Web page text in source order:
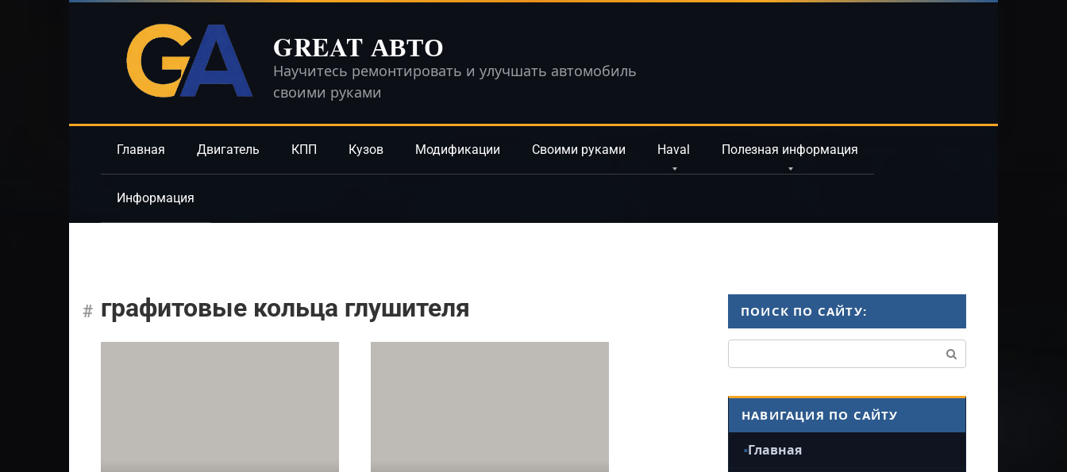
GREAT АВТО
Научитесь ремонтировать и улучшать автомобиль
своими руками
Главная Двигатель КПП Кузов Модификации Своими руками Haval Полезная информация
Информация
графитовые кольца глушителя ПОИСК ПО САЙТУ:
НАВИГАЦИЯ ПО САЙТУ
Главная